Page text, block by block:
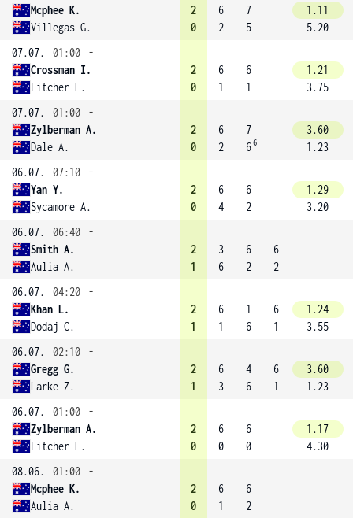
Mcphee K.
Villegas G.
2
0
6
2
7
5
1.11
5.20
07.07.
01:00
-
Crossman I.
Fitcher E.
2
0
6
1
6
1
1.21
3.75
07.07.
01:00
-
Zylberman A.
Dale A.
2
0
6
2
7
66
3.60
1.23
06.07.
07:10
-
Yan Y.
Sycamore A.
2
0
6
4
6
2
1.29
3.20
06.07.
06:40
-
Smith A.
Aulia A.
2
1
3
6
6
2
6
2
06.07.
04:20
-
Khan L.
Dodaj C.
2
1
6
1
1
6
6
1
1.24
3.55
06.07.
02:10
-
Gregg G.
Larke Z.
2
1
6
3
4
6
6
1
3.60
1.23
06.07.
01:00
-
Zylberman A.
Fitcher E.
2
0
6
0
6
0
1.17
4.30
08.06.
01:00
-
Mcphee K.
Aulia A.
2
0
6
1
6
2